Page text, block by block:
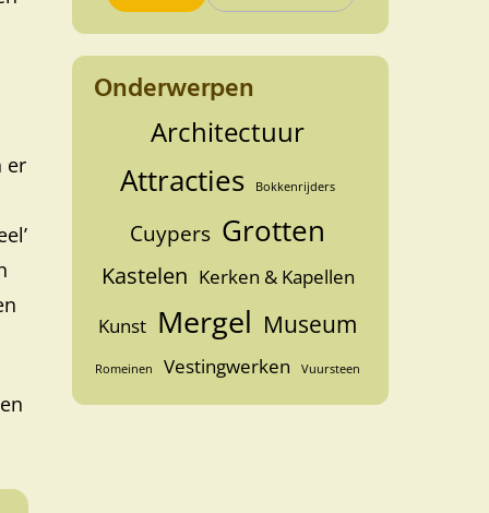
er
Onderwerpen
Architectuur
Attracties Bokkenrijders
Cuypers Grotten
Kastelen Kerken & Kapellen
Kunst Mergel Museum
Romeinen Vestingwerken Vuursteen